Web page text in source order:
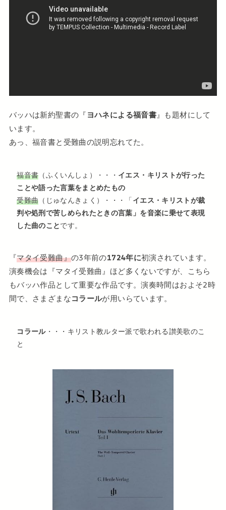
バッハは新約聖書の『ヨハネによる福音書』も題材にして
います。
あっ、福音書と受難曲の説明忘れてた。
福音書 （ふくいんしょ）・・・ イエス・キリストが行った
ことや語った言葉をまとめたもの
受難曲 （じゅなんきょく）・・・「イエス・キリストが裁
判や処刑で苦しめられたときの言葉」を音楽に乗せて表現
した曲のことです。
『マタイ受難曲』の3年前の1724年に初演されています。
演奏機会は『マタイ受難曲』ほど多くないですが、こちら
もバッハ作品として重要な作品です。演奏時間はおよそ2時
間で、さまざまなコラールが用いらています。
コラール・・・キリスト教ルター派で歌われる讃美歌のこ
と